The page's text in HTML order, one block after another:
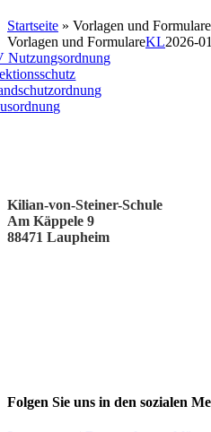
Startseite » Vorlagen und Formulare
Vorlagen und FormulareKL2026-
Nutzungsordnung
Kilian-von-Steiner-Schule
Am Käppele 9
88471 Laupheim
Folgen Sie uns in den sozialen